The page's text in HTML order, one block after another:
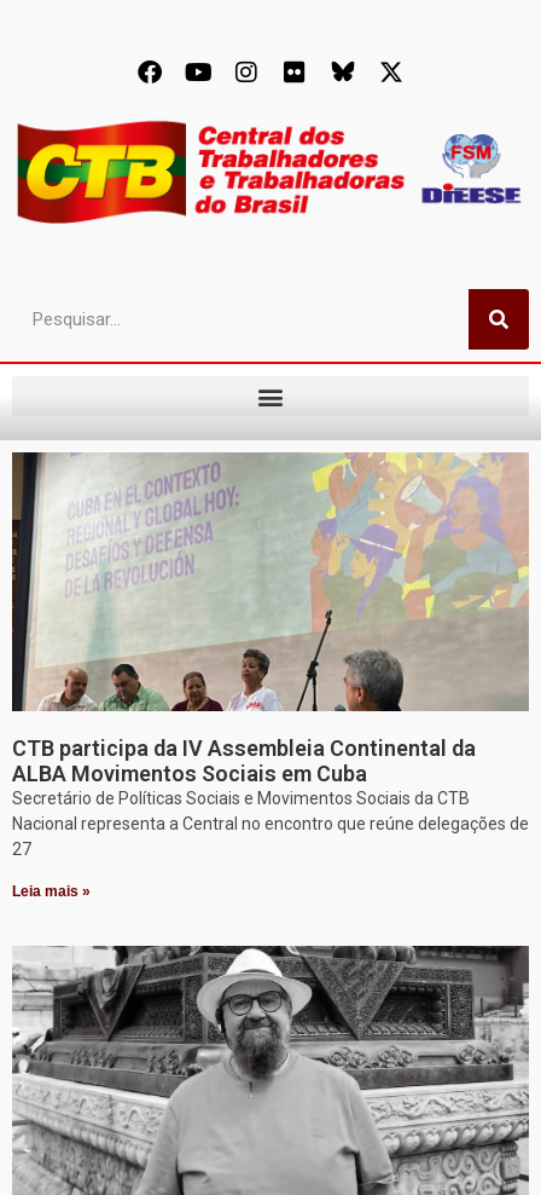
CTB participa da IV Assembleia Continental da
ALBA Movimentos Sociais em Cuba
Secretário de Políticas Sociais e Movimentos Sociais da CTB
Nacional representa a Central no encontro que reúne delegações de
27
Leia mais »